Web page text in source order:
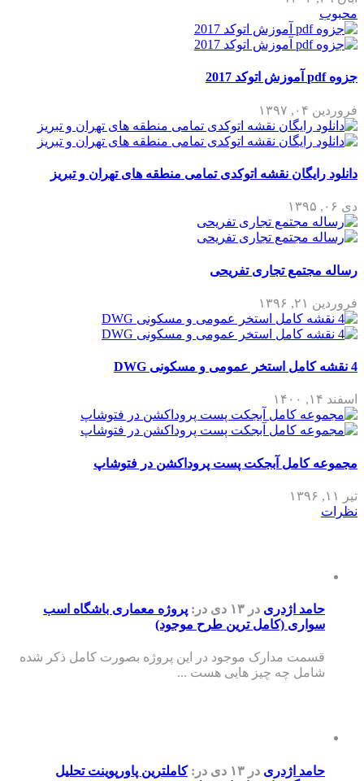
محبوب
جزوه pdf آموزش اتوکد 2017
فروردین ۰۴, ۱۳۹۷
دانلود رایگان نقشه اتوکدی تمامی منطقه های تهران و تبریز
دی ۰۶, ۱۳۹۵
رساله مجتمع تجاری تفریحی
فروردین ۲۱, ۱۳۹۶
4 نقشه کامل استخر عمومی و مسکونی DWG
اسفند ۱۴, ۱۴۰۰
مجموعه کامل آبجکت پست پروداکشن در فتوشاپ
تیر ۱۱, ۱۳۹۶
نظرات
حامد اژدری در ۱۳ دی در: پروژه معماری باشگاه اسب
سواری (کامل ترین طرح موجود)
قسمت مدارک موجود در این پروژه بصورت کامل ذکر شده
شامل چه چیز هایی هست ...
حامد اژدری در ۱۳ دی در:کاملترین پاورپوینت تحلیل